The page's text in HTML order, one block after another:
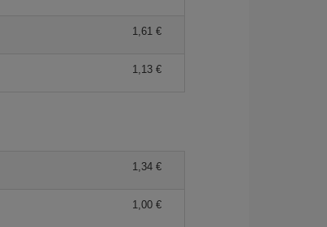
1,61 €
1,13 €
1,34 €
1,00 €